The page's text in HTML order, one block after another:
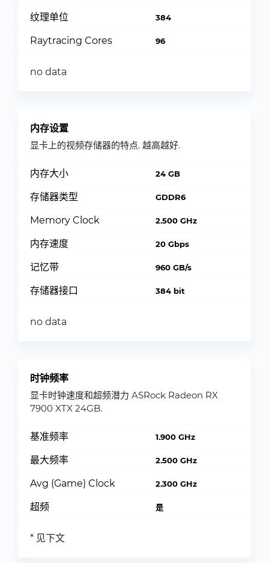
纹理单位 384
Raytracing Cores 96
no data
内存设置
显卡上的视频存储器的特点. 越高越好.
内存大小 24 GB
存储器类型 GDDR6
Memory Clock 2.500 GHz
内存速度 20 Gbps
记忆带 960 GB/s
存储器接口 384 bit
no data
时钟频率
显卡时钟速度和超频潜力 ASRock Radeon RX
7900 XTX 24GB.
基准频率 1.900 GHz
最大频率 2.500 GHz
Avg (Game) Clock 2.300 GHz
超频 是
* 见下文